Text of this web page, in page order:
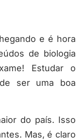
e é hora
de biologia
Estudar o
ser uma boa
do país. Isso
Mas, é claro